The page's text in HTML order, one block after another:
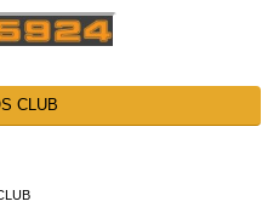
CLUB